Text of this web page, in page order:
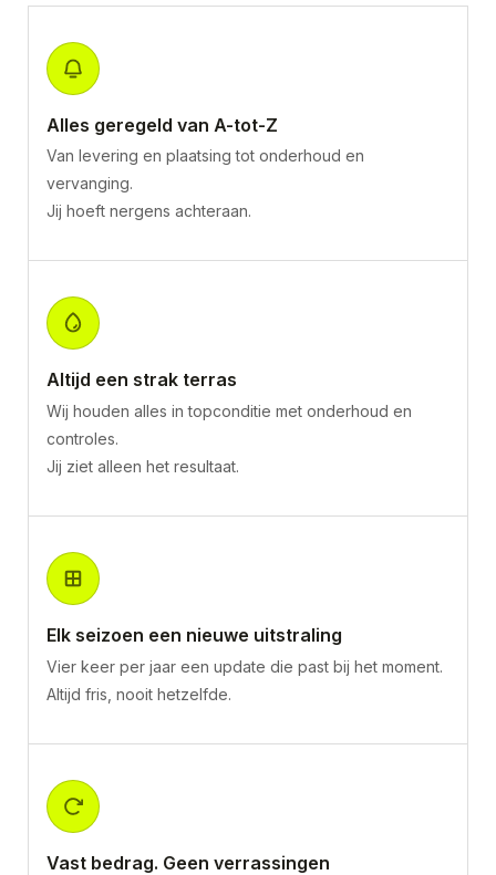
Alles geregeld van A-tot-Z
Van levering en plaatsing tot onderhoud en
vervanging.
Jij hoeft nergens achteraan.
Altijd een strak terras
Wij houden alles in topconditie met onderhoud en
controles.
Jij ziet alleen het resultaat.
Elk seizoen een nieuwe uitstraling
Vier keer per jaar een update die past bij het moment.
Altijd fris, nooit hetzelfde.
Vast bedrag. Geen verrassingen